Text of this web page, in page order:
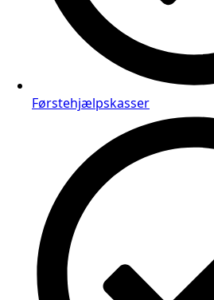
Førstehjælpskasser